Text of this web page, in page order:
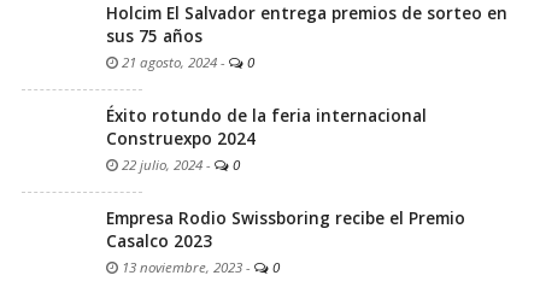
Holcim El Salvador entrega premios de sorteo en
sus 75 años
21 agosto, 2024 - 0
Éxito rotundo de la feria internacional
Construexpo 2024
22 julio, 2024 - 0
Empresa Rodio Swissboring recibe el Premio
Casalco 2023
13 noviembre, 2023 - 0